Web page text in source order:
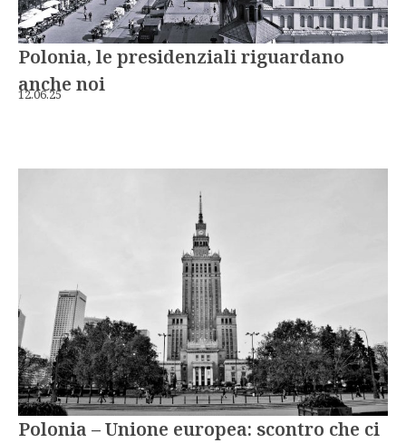
Polonia, le presidenziali riguardano
anche noi
12.06.25
Polonia – Unione europea: scontro che ci